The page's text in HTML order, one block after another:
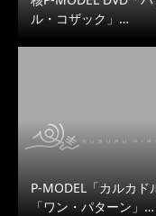
ル・コザック」…
P-MODEL「カルカド
「ワン・パターン」…